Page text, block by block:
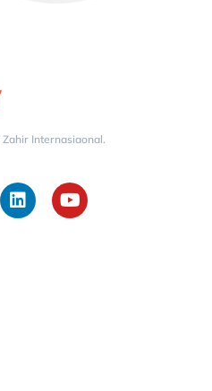
Internasiaonal.